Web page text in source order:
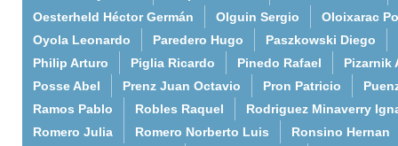
Oesterheld Héctor Germán
Olguin Sergio
Oloixarac
Oyola Leonardo
Paredero Hugo
Paszkowski Diego
Philip Arturo
Piglia Ricardo Pinedo Rafael
Pizarnik
Posse Abel
Prenz Juan Octavio Pron Patricio
Ramos Pablo
Robles Raquel
Rodriguez Minaverry
Romero Julia
Romero Norberto Luis
Ronsino Hernan